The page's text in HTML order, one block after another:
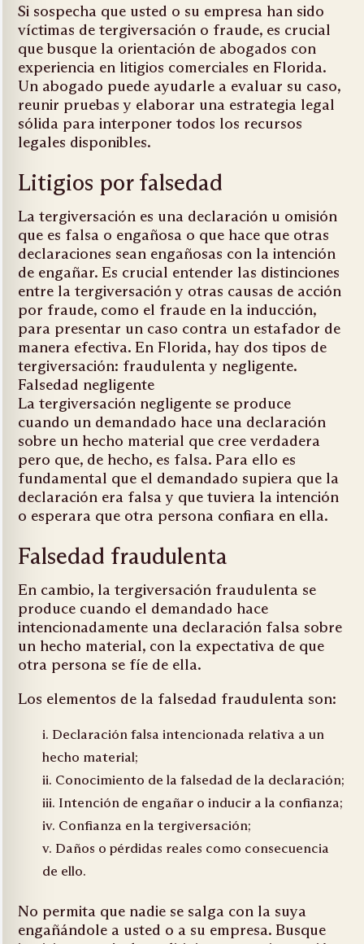
Si sospecha que usted o su empresa han sido
víctimas de tergiversación o fraude, es crucial
que busque la orientación de abogados con
experiencia en litigios comerciales en Florida.
Un abogado puede ayudarle a evaluar su caso,
reunir pruebas y elaborar una estrategia legal
sólida para interponer todos los recursos
legales disponibles.
Litigios por falsedad
La tergiversación es una declaración u omisión
que es falsa o engañosa o que hace que otras
declaraciones sean engañosas con la intención
de engañar. Es crucial entender las distinciones
entre la tergiversación y otras causas de acción
por fraude, como el fraude en la inducción,
para presentar un caso contra un estafador de
manera efectiva. En Florida, hay dos tipos de
tergiversación: fraudulenta y negligente.
Falsedad negligente
La tergiversación negligente se produce
cuando un demandado hace una declaración
sobre un hecho material que cree verdadera
pero que, de hecho, es falsa. Para ello es
fundamental que el demandado supiera que la
declaración era falsa y que tuviera la intención
o esperara que otra persona confiara en ella.
Falsedad fraudulenta
En cambio, la tergiversación fraudulenta se
produce cuando el demandado hace
intencionadamente una declaración falsa sobre
un hecho material, con la expectativa de que
otra persona se fíe de ella.
Los elementos de la falsedad fraudulenta son:
Declaración falsa intencionada relativa a un
hecho material;
Conocimiento de la falsedad de la declaración;
Intención de engañar o inducir a la confianza;
Confianza en la tergiversación;
Daños o pérdidas reales como consecuencia
de ello.
No permita que nadie se salga con la suya
engañándole a usted o a su empresa. Busque